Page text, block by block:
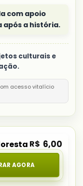
com apoio
após a história.
culturais e
acesso vitalício
R$ 6,00
AGORA